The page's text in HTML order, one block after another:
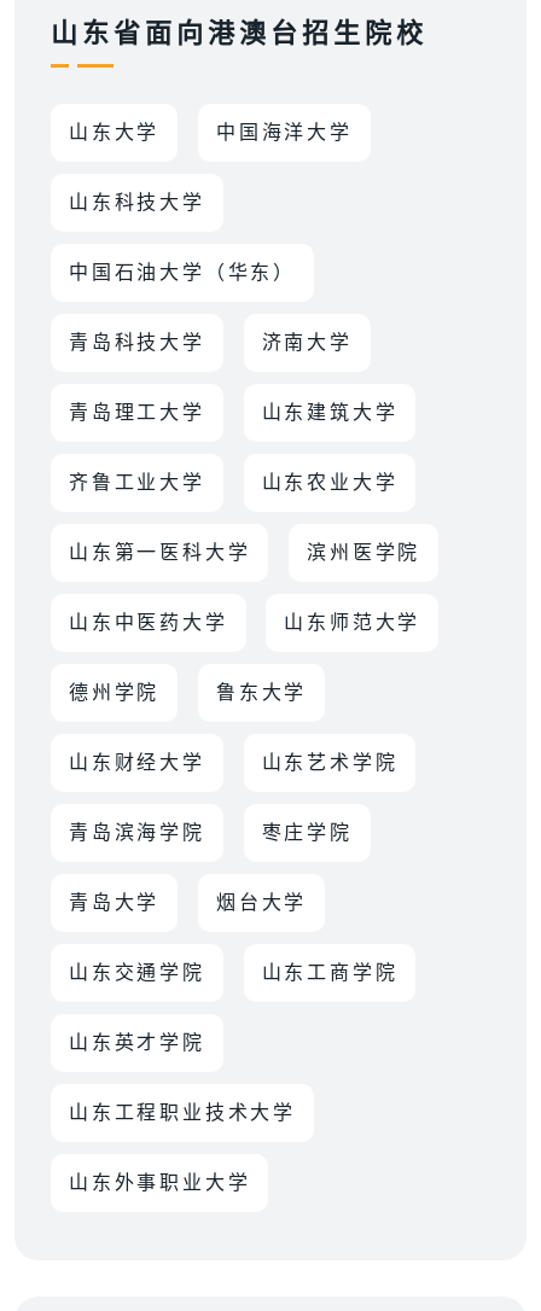
山东省面向港澳台招生院校
山东大学 中国海洋大学
山东科技大学
中国石油大学（华东）
青岛科技大学 济南大学
青岛理工大学 山东建筑大学
齐鲁工业大学 山东农业大学
山东第一医科大学 滨州医学院
山东中医药大学 山东师范大学
德州学院 鲁东大学
山东财经大学 山东艺术学院
青岛滨海学院 枣庄学院
青岛大学 烟台大学
山东交通学院 山东工商学院
山东英才学院
山东工程职业技术大学
山东外事职业大学